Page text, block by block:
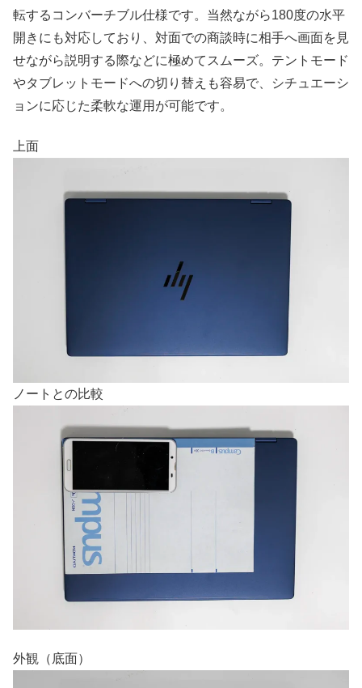
転するコンバーチブル仕様です。当然ながら180度の水平
開きにも対応しており、対面での商談時に相手へ画面を見
せながら説明する際などに極めてスムーズ。テントモード
やタブレットモードへの切り替えも容易で、シチュエーシ
ョンに応じた柔軟な運用が可能です。
上面
ノートとの比較
外観（底面）